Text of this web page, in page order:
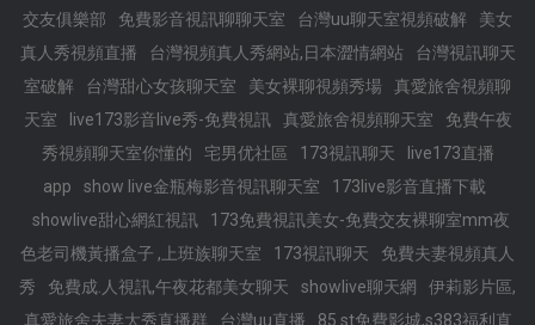
交友俱樂部
免費影音視訊聊聊天室 台灣uu聊天室視頻破解
美女
真人秀視頻直播
台灣視頻真人秀網站,日本澀情網站
台灣視訊聊天
室破解
台灣甜心女孩聊天室 美女裸聊視頻秀場
真愛旅舍視頻聊
天室
live173影音live秀-免費視訊 真愛旅舍視頻聊天室
免費午夜
秀視頻聊天室你懂的
宅男优社區 173視訊聊天
live173直播
app
show live金瓶梅影音視訊聊天室
173live影音直播下載
showlive甜心網紅視訊
173免費視訊美女-免費交友裸聊室mm夜
色老司機黃播盒子 ,上班族聊天室
173視訊聊天
免費夫妻視頻真人
秀
免費成.人視訊,午夜花都美女聊天 showlive聊天網
伊莉影片區,
真愛旅舍夫妻大秀直播群
台灣uu直播 85 st免費影城,s383福利直